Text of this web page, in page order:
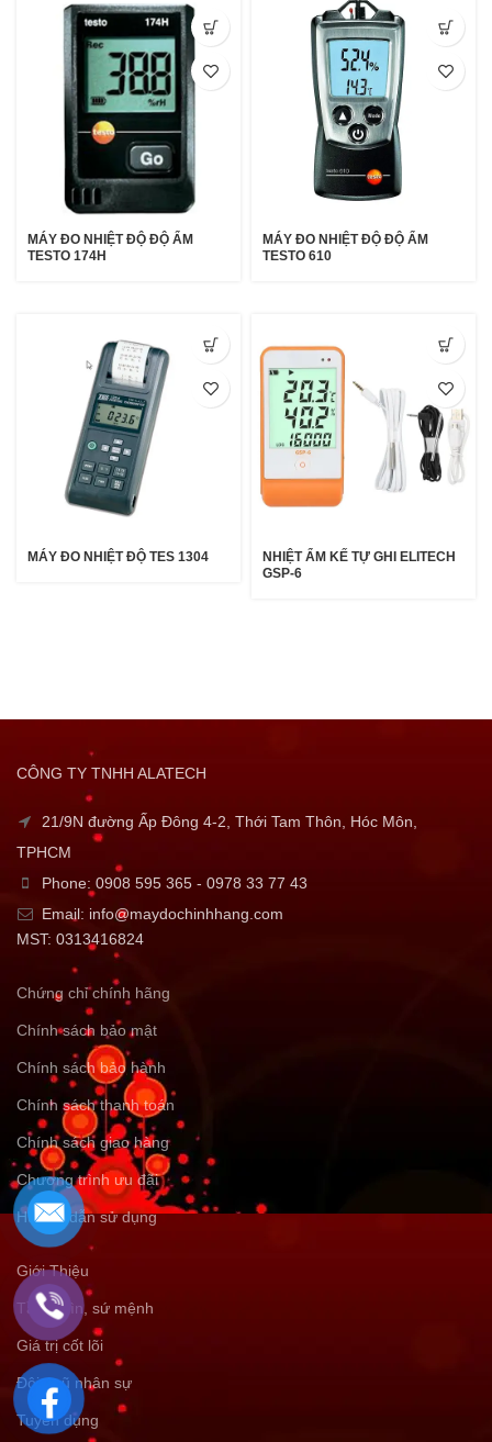
MÁY ĐO NHIỆT ĐỘ ĐỘ ẨM
TESTO 174H
MÁY ĐO NHIỆT ĐỘ ĐỘ ẨM
TESTO 610
MÁY ĐO NHIỆT ĐỘ TES 1304
NHIỆT ẨM KẾ TỰ GHI ELITECH
GSP-6
CÔNG TY TNHH ALATECH
21/9N đường Ấp Đông 4-2, Thới Tam Thôn, Hóc Môn,
TPHCM
Phone: 0908 595 365 - 0978 33 77 43
Email: info@maydochinhhang.com
MST: 0313416824
Chứng chỉ chính hãng
Chính sách bảo mật
Chính sách bảo hành
Chính sách thanh toán
Chính sách giao hàng
Chương trình ưu đãi
Hướng dẫn sử dụng
Giới Thiệu
Tầm nhìn, sứ mệnh
Giá trị cốt lõi
Đội ngũ nhân sự
Tuyển dụng